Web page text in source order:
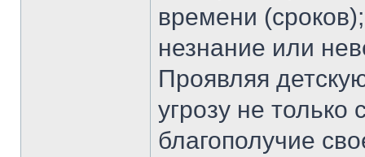
времени
незнание или
Проявляя
угрозу не только
благополучие